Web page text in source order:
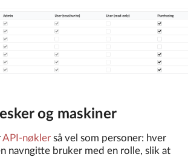
og maskiner
API-nøkler så vel som personer: hver
navngitte bruker med en rolle, slik at